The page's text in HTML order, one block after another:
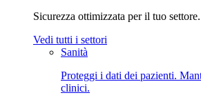
Sicurezza ottimizzata per il tuo settore.
Vedi tutti i settori
Sanità
Proteggi i dati dei pazienti.
clinici.